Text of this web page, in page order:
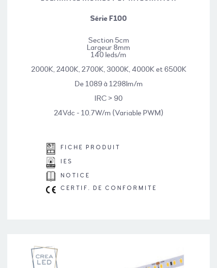
Série F100
Section 5cm
Largeur 8mm
140 leds/m
2000K, 2400K, 2700K, 3000K, 4000K et 6500K
De 1089 à 1298lm/m
IRC > 90
24Vdc - 10.7W/m (Variable PWM)
FICHE PRODUIT
IES
NOTICE
CERTIF. DE CONFORMITE